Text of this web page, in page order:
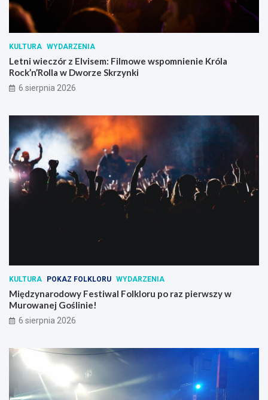
KULTURA WYDARZENIA
Letni wieczór z Elvisem: Filmowe wspomnienie Króla
Rock’n’Rolla w Dworze Skrzynki
6 sierpnia 2026
KULTURA POKAZ FOLKLORU WYDARZENIA
Międzynarodowy Festiwal Folkloru po raz pierwszy w
Murowanej Goślinie!
6 sierpnia 2026